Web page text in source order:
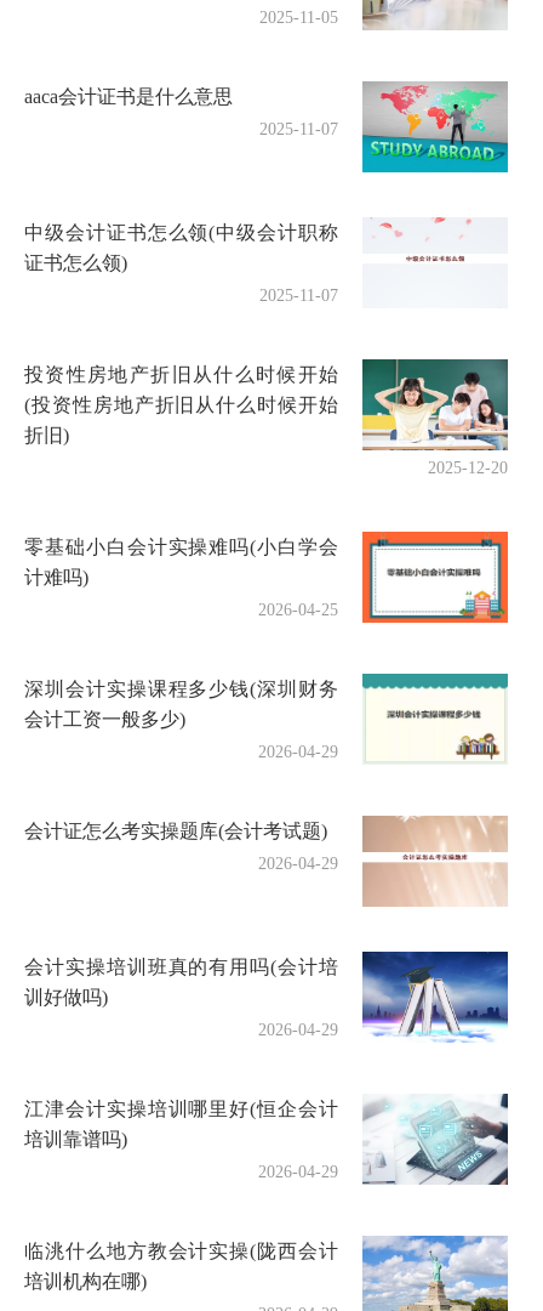
2025-11-05
aaca会计证书是什么意思
2025-11-07
中级会计证书怎么领(中级会计职称
证书怎么领)
2025-11-07
投资性房地产折旧从什么时候开始
(投资性房地产折旧从什么时候开始
折旧)
2025-12-20
零基础小白会计实操难吗(小白学会
计难吗)
2026-04-25
深圳会计实操课程多少钱(深圳财务
会计工资一般多少)
2026-04-29
会计证怎么考实操题库(会计考试题)
2026-04-29
会计实操培训班真的有用吗(会计培
训好做吗)
2026-04-29
江津会计实操培训哪里好(恒企会计
培训靠谱吗)
2026-04-29
临洮什么地方教会计实操(陇西会计
培训机构在哪)